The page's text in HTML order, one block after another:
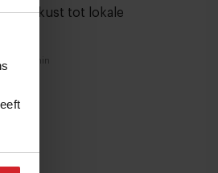
de kust tot lokale
7 min